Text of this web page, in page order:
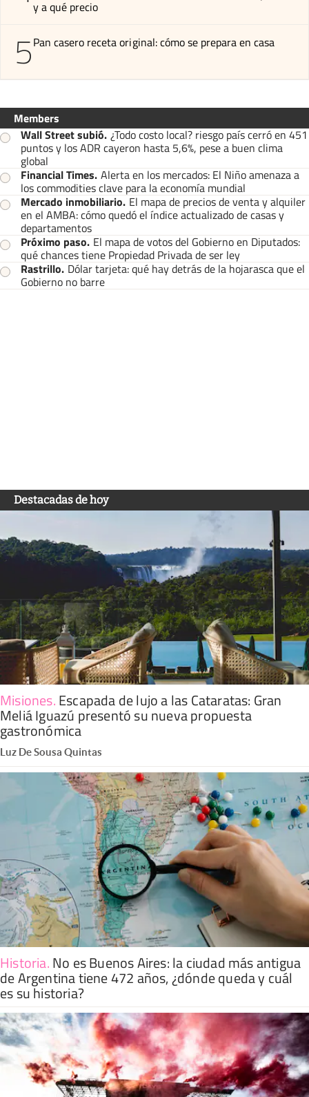
y a qué precio
5Pan casero receta original: cómo se prepara en casa
Members
Wall Street subió. ¿Todo costo local? riesgo país cerró en 451
puntos y los ADR cayeron hasta 5,6%, pese a buen clima
global
Financial Times. Alerta en los mercados: El Niño amenaza a
los commodities clave para la economía mundial
Mercado inmobiliario. El mapa de precios de venta y alquiler
en el AMBA: cómo quedó el índice actualizado de casas y
departamentos
Próximo paso. El mapa de votos del Gobierno en Diputados:
qué chances tiene Propiedad Privada de ser ley
Rastrillo. Dólar tarjeta: qué hay detrás de la hojarasca que el
Gobierno no barre
Destacadas de hoy
Misiones.Escapada de lujo a las Cataratas: Gran
Meliá Iguazú presentó su nueva propuesta
gastronómica
Luz De Sousa Quintas
Historia.No es Buenos Aires: la ciudad más antigua
de Argentina tiene 472 años, ¿dónde queda y cuál
es su historia?